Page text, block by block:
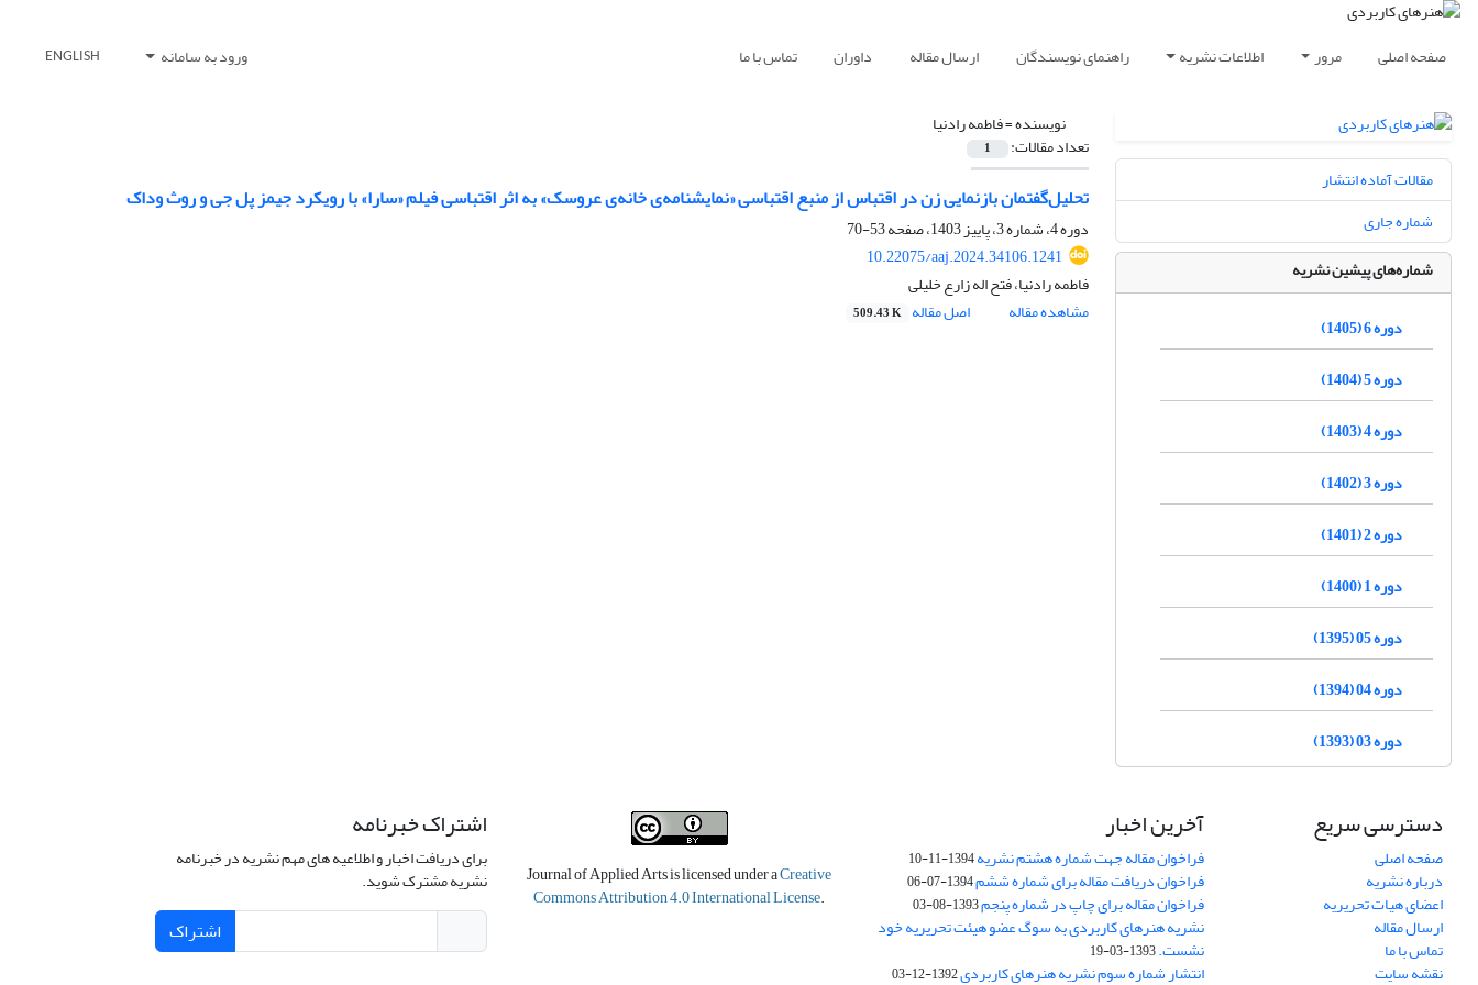
صفحه اصلی مرور اطلاعات نشریه راهنمای نویسندگان ارسال مقاله داوران تماس با ما ورود به سامانه ENGLISH
نویسنده =فاطمه رادنیا
تعداد مقالات: 1
تحلیل‌گفتمان بازنمایی زن در اقتباس از منبع اقتباسی «نمایشنامه‌ی خانه‌ی عروسک» به اثر اقتباسی فیلم «سارا» با رویکرد جیمز پل جی و روث وداک
دوره 4، شماره 3، پاییز 1403، صفحه
53-70
10.22075/aaj.2024.34106.1241
فاطمه رادنیا، فتح اله زارع خلیلی
مشاهده مقاله
اصل مقاله 509.43 K
مقالات آماده انتشار
شماره جاری
شماره‌های پیشین نشریه
دوره 6 (1405)
دوره 5 (1404)
دوره 4 (1403)
دوره 3 (1402)
دوره 2 (1401)
دوره 1 (1400)
دوره 05 (1395)
دوره 04 (1394)
دوره 03 (1393)
دسترسی سریع
صفحه اصلی
درباره نشریه
اعضای هیات تحریریه
ارسال مقاله
تماس با ما
نقشه سایت
آخرین اخبار
فراخوان مقاله جهت شماره هشتم نشریه1394-11-10
فراخوان دریافت مقاله برای شماره ششم1394-07-06
فراخوان مقاله برای چاپ در شماره پنجم1393-08-03
نشریه هنرهای کاربردی به سوگ عضو هیئت تحریریه خود
نشست.1393-03-19
انتشار شماره سوم نشریه هنرهای کاربردی1392-12-03
Journal of Applied Arts is licensed under aCreative
Commons Attribution 4.0 International License.
اشتراک خبرنامه
برای دریافت اخبار و اطلاعیه های مهم نشریه در خبرنامه
نشریه مشترک شوید.
اشتراک